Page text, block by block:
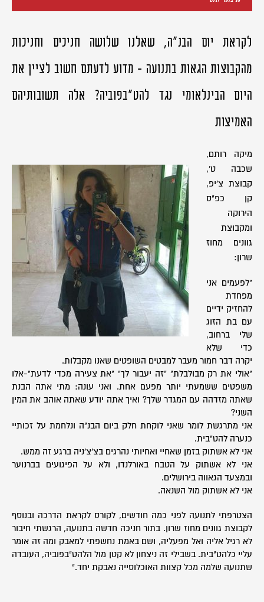
לקראת יום הבנ"ה, שאלנו שלושה חניכים וחניכות
מהקבוצות הגאות בתנועה - מדוע לדעתם חשוב לציין את
היום הבינלאומי נגד להט"בפוביה? אלה תשובותיהם
האמיצות
מיקה רותם,
שכבה ט',
קבוצת צ'יפ,
קן כפ"ס
הירוקה
ומקבוצת
גוונים מחוז
שרון:
"לפעמים אני
מפחדת
להחזיק ידיים
עם בת הזוג
שלי ברחוב,
כדי שלא
יקרה דבר חמור מעבר למבטים השופטים שאנו מקבלות.
"אולי את רק מבולבלת" "זה יעבור לך" "את צעירה מכדי לדעת"-אלו
משפטים ששמעתי יותר מפעם אחת. ואני עונה: מתי אתה הבנת
שאתה מזדהה עם המגדר שלך? ואיך אתה יודע שאתה אוהב את המין
השני?
אני מתרגשת לומר שאני לוקחת חלק ביום הבנ"ה ונלחמת על זכותיי
כנערה להט"בית.
אני לא אשתוק בזמן שאחיי ואחיותי נהרגים בצ'צ'ניה ברגע זה ממש.
אני לא אשתוק על הטבח באורלנדו, ולא על הפיגועים בברנוער
ובמצעד הגאווה בירושלים.
אני לא אשתוק מול השנאה.
הצטרפתי לתנועה לפני כמה חודשים, לקורס לקראת הדרכה ובנוסף
לקבוצת גוונים מחוז שרון. בתור חניכה חדשה בתנועה, הרגשתי חיבור
לא רגיל אליה ואל מפעליה, ושם באמת נחשפתי למאבק ומה זה אומר
עליי כלהט"בית. בשבילי זה ניצחון לא קטן מול הלהט"בפוביה, העובדה
שתנועה שלמה מכל קצוות האוכלוסייה נאבקת יחד."